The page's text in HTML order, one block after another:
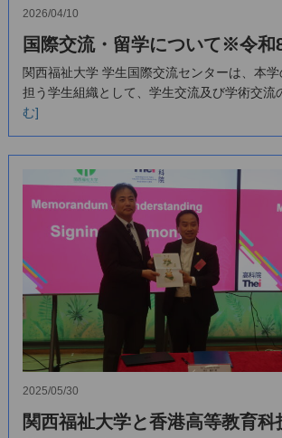
2026/04/10
国際交流・留学について※令和
関西福祉大学 学生国際交流センターは、本
担う学生組織として、学生交流及び学術交流
む]
2025/05/30
関西福祉大学と香港高等教育科